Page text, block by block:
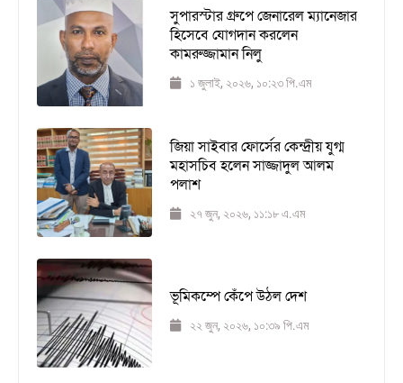
সুপারস্টার গ্রুপে জেনারেল ম্যানেজার
হিসেবে যোগদান করলেন
কামরুজ্জামান নিলু
১ জুলাই, ২০২৬, ১০:২৩ পি.এম
জিয়া সাইবার ফোর্সের কেন্দ্রীয় যুগ্ম
মহাসচিব হলেন সাজ্জাদুল আলম
পলাশ
২৭ জুন, ২০২৬, ১১:১৮ এ.এম
ভূমিকম্পে কেঁপে উঠল দেশ
২২ জুন, ২০২৬, ১০:৩৯ পি.এম